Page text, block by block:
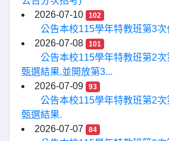
2026-07-10
102
公告本校115學年特教班第3
2026-07-08
101
公告本校115學年特教班第2
甄選結果,並開放第3...
2026-07-09
93
公告本校115學年特教班第2
甄選結果.
2026-07-07
84